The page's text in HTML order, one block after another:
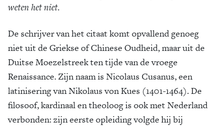
weten het niet.
De schrijver van het citaat komt opvallend genoeg
niet uit de Griekse of Chinese Oudheid, maar uit de
Duitse Moezelstreek ten tijde van de vroege
Renaissance. Zijn naam is Nicolaus Cusanus, een
latinisering van Nikolaus von Kues (1401-1464). De
filosoof, kardinaal en theoloog is ook met Nederland
verbonden: zijn eerste opleiding volgde hij bij